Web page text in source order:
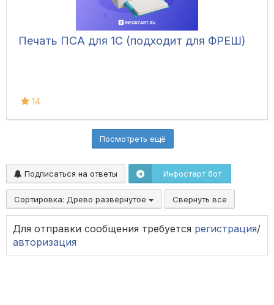
Печать ПСА для 1С (подходит для ФРЕШ)
14
Посмотреть ещё
Подписаться на ответы Инфостарт бот
Сортировка: Древо развёрнутое Свернуть все
Для отправки сообщения требуется регистрация/
авторизация